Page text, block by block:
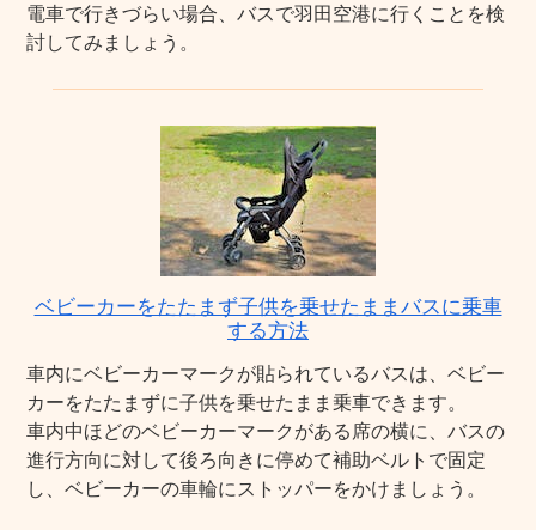
電車で行きづらい場合、バスで羽田空港に行くことを検
討してみましょう。
ベビーカーをたたまず子供を乗せたままバスに乗車
する方法
車内にベビーカーマークが貼られているバスは、ベビー
カーをたたまずに子供を乗せたまま乗車できます。
車内中ほどのベビーカーマークがある席の横に、バスの
進行方向に対して後ろ向きに停めて補助ベルトで固定
し、ベビーカーの車輪にストッパーをかけましょう。